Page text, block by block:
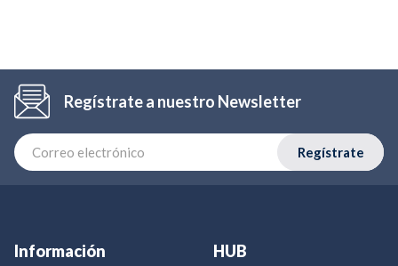
Regístrate a nuestro Newsletter
Regístrate
Información HUB